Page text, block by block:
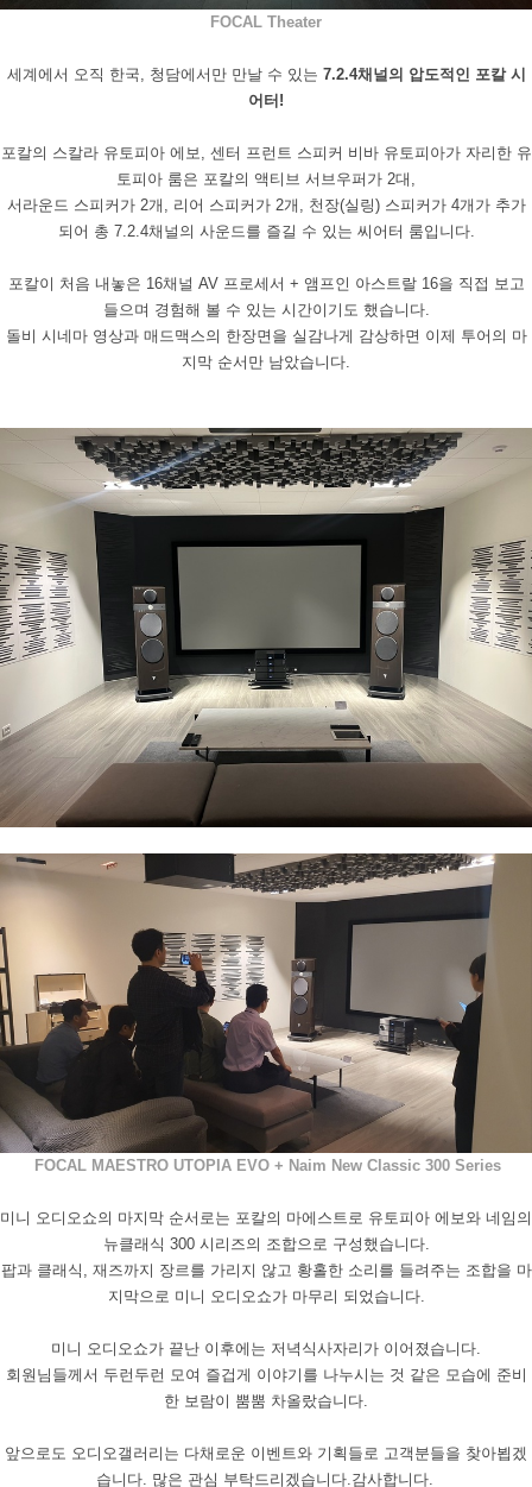
FOCAL Theater
세계에서 오직 한국, 청담에서만 만날 수 있는 7.2.4채널의 압도적인 포칼 시
어터 !
포칼의 스칼라 유토피아 에보, 센터 프런트 스피커 비바 유토피아가 자리한 유
토피아 룸은 포칼의 액티브 서브우퍼가 2대 ,
서라운드 스피커가2개 , 리어 스피커가 2개 , 천장(실링) 스피커가4개가 추가
되어 총 7.2.4채널의 사운드를 즐길 수 있는 씨어터 룸입니다.
포칼이 처음 내놓은 16채널 AV 프로세서 + 앰프인 아스트랄16을 직접 보고
들으며 경험해 볼 수 있는 시간이기도 했습니다.
돌비 시네마 영상과 매드맥스의 한장면을 실감나게 감상하면 이제 투어의 마
지막 순서만 남았습니다.
FOCAL MAESTRO UTOPIA EVO + Naim New Classic 300 Series
미니 오디오쇼의 마지막 순서로는 포칼의 마에스트로 유토피아 에보와 네임의
뉴클래식 300 시리즈의 조합으로 구성했습니다.
팝과 클래식 , 재즈까지 장르를 가리지 않고 황홀한 소리를 들려주는 조합을 마
지막으로 미니 오디오쇼가 마무리 되었습니다.
미니 오디오쇼가 끝난 이후에는 저녁식사자리가 이어졌습니다.
회원님들께서 두런두런 모여 즐겁게 이야기를 나누시는 것 같은 모습에 준비
한 보람이 뿜뿜 차올랐습니다.
앞으로도 오디오갤러리는 다채로운 이벤트와 기획들로 고객분들을 찾아뵙겠
습니다. 많은 관심 부탁드리겠습니다.감사합니다.